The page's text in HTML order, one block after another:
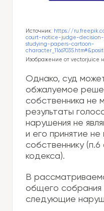
Источник: https://
court-notice-judge-
studying-papers-cartoon-
Изображение от vectorjuice
Однако, суд
обжалуемое
собственника не
результаты
нарушения не
и его принятие не
собственнику
кодекса).
В
общего
следующие